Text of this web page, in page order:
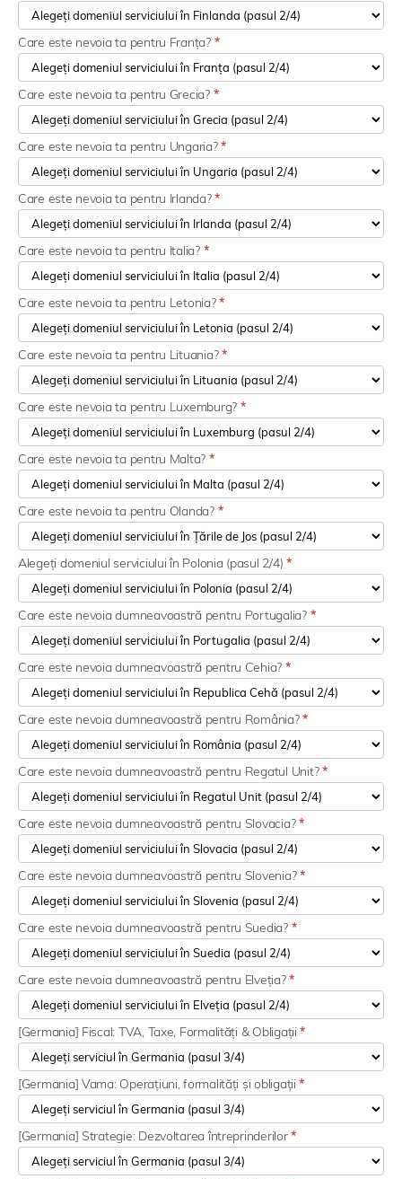
Care este nevoia ta pentru Franța? *
Care este nevoia ta pentru Grecia? *
Care este nevoia ta pentru Ungaria?*
Care este nevoia ta pentru Irlanda?*
Care este nevoia ta pentru Italia? *
Care este nevoia ta pentru Letonia?*
Care este nevoia ta pentru Lituania?*
Care este nevoia ta pentru Luxemburg? *
Care este nevoia ta pentru Malta? *
Care este nevoia ta pentru Olanda? *
Alegeți domeniul serviciului în Polonia (pasul 2/4) *
Care este nevoia dumneavoastră pentru Portugalia? *
Care este nevoia dumneavoastră pentru Cehia? *
Care este nevoia dumneavoastră pentru România?*
Care este nevoia dumneavoastră pentru Regatul Unit?*
Care este nevoia dumneavoastră pentru Slovacia?*
Care este nevoia dumneavoastră pentru Slovenia?*
Care este nevoia dumneavoastră pentru Suedia? *
Care este nevoia dumneavoastră pentru Elveția?*
[Germania] Fiscal: TVA, Taxe, Formalități & Obligații*
[Germania] Vama: Operațiuni, formalități și obligații*
[Germania] Strategie: Dezvoltarea întreprinderilor*